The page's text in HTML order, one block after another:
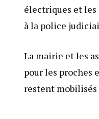
électriques et
à la police
La mairie et les
pour les proches
restent